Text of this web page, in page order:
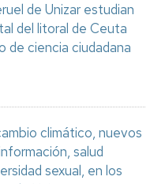
de Unizar estudian
del litoral de Ceuta
de ciencia ciudadana
climático, nuevos
salud
sexual, en los